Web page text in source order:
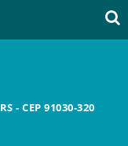
RS - CEP 91030-320